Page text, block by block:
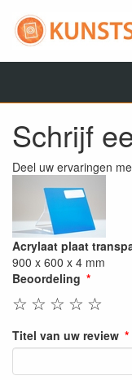
Schrijf
Deel uw ervaringen
Acrylaat plaat
900 x 600 x 4 mm
Beoordeling
☆
☆
☆
☆
☆
Titel van uw review